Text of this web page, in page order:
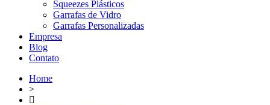
Squeezes Plásticos
Garrafas de Vidro
Garrafas Personalizadas
Empresa
Blog
Contato
Home
>